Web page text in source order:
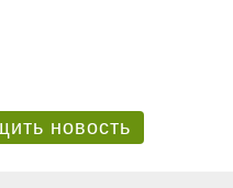
новость